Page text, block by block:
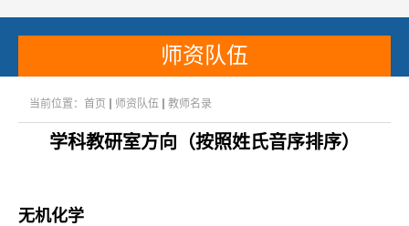
师资队伍
当前位置： 首页 师资队伍 教师名录
学科教研室方向（按照姓氏音序排序）
无机化学